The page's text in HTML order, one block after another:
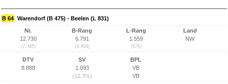
B 64 Warendorf (B 475) - Beelen (L 831)
Nr.
12.730
(7.345)
B-Rang
6.791
(4.404)
L-Rang
1.559
(976)
Land
NW
DTV
8.888
SV
1.093
(12,3%)
BPL
VB
VB